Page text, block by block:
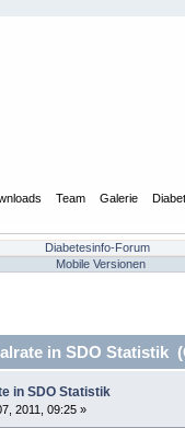
Team Galerie
Diabetesinfo-Forum
Mobile Versionen
in SDO Statistik
in SDO Statistik
2011, 09:25 »